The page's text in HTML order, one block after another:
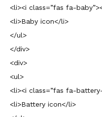
<li><i class=”fas fa-
<li>Baby icon</li>
</ul>
</div>
<div>
<ul>
<li><i class=”fas fa-
<li>Battery icon</li>